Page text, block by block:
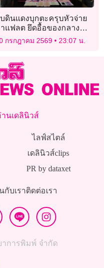
ดินแดงบุกตะครุบหัวจ่าย
แฟลต ยึดอื้อของกลาง
บ้า-เงินสด
กรกฎาคม 2569 23:07 น.
นเดลินิวส์
ไลฟ์สไตล์
เดลินิวส์clips
PR by dataxet
กับเราติดต่อเรา
การพิมพ์ จำกัด